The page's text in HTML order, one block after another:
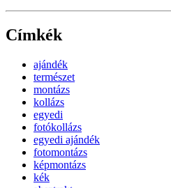
Címkék
ajándék
természet
montázs
kollázs
egyedi
fotókollázs
egyedi ajándék
fotomontázs
képmontázs
kék